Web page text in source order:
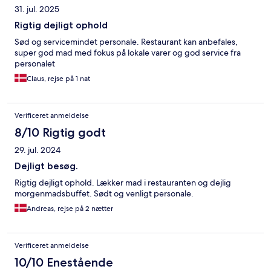
31. jul. 2025
Rigtig dejligt ophold
Sød og servicemindet personale. Restaurant kan anbefales,
super god mad med fokus på lokale varer og god service fra
personalet
Claus, rejse på 1 nat
Verificeret anmeldelse
8/10 Rigtig godt
29. jul. 2024
Dejligt besøg.
Rigtig dejligt ophold. Lækker mad i restauranten og dejlig
morgenmadsbuffet. Sødt og venligt personale.
Andreas, rejse på 2 nætter
Verificeret anmeldelse
10/10 Enestående